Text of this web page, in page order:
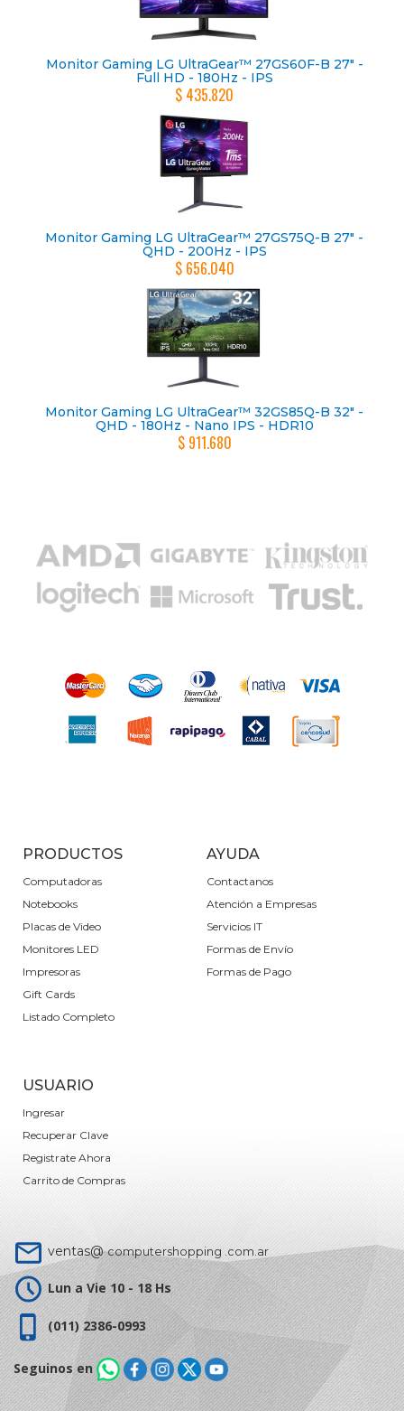
Monitor Gaming LG UltraGear™ 27GS60F-B 27" -
Full HD - 180Hz - IPS
$ 435.820
Monitor Gaming LG UltraGear™ 27GS75Q-B 27" -
QHD - 200Hz - IPS
$ 656.040
Monitor Gaming LG UltraGear™ 32GS85Q-B 32" -
QHD - 180Hz - Nano IPS - HDR10
$ 911.680
PRODUCTOS
Computadoras
Notebooks
Placas de Video
Monitores LED
Impresoras
Gift Cards
Listado Completo
AYUDA
Contactanos
Atención a Empresas
Servicios IT
Formas de Envío
Formas de Pago
USUARIO
Ingresar
Recuperar Clave
Registrate Ahora
Carrito de Compras
ventas@computershopping .com.ar
Lun a Vie 10 - 18 Hs
(011) 2386-0993
Seguinos en